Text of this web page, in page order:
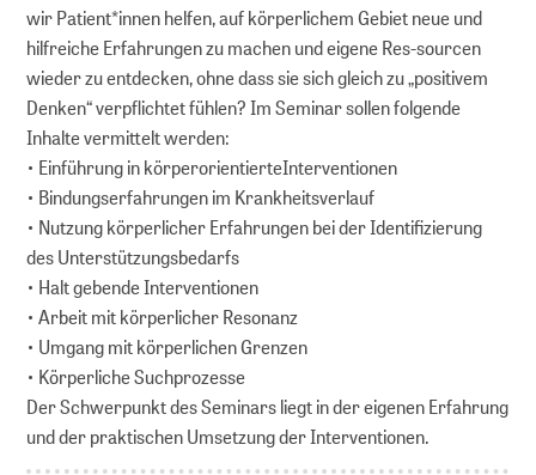
wir Patient*innen helfen, auf körperlichem Gebiet neue und
hilfreiche Erfahrungen zu machen und eigene Res-sourcen
wieder zu entdecken, ohne dass sie sich gleich zu „positivem
Denken“ verpflichtet fühlen? Im Seminar sollen folgende
Inhalte vermittelt werden:
• Einführung in körperorientierteInterventionen
• Bindungserfahrungen im Krankheitsverlauf
• Nutzung körperlicher Erfahrungen bei der Identifizierung
des Unterstützungsbedarfs
• Halt gebende Interventionen
• Arbeit mit körperlicher Resonanz
• Umgang mit körperlichen Grenzen
• Körperliche Suchprozesse
Der Schwerpunkt des Seminars liegt in der eigenen Erfahrung
und der praktischen Umsetzung der Interventionen.